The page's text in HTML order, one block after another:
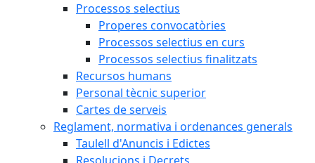
Processos selectius
Properes convocatòries
Processos selectius en curs
Processos selectius finalitzats
Recursos humans
Personal tècnic superior
Cartes de serveis
Reglament, normativa i ordenances generals
Taulell d'Anuncis i Edictes